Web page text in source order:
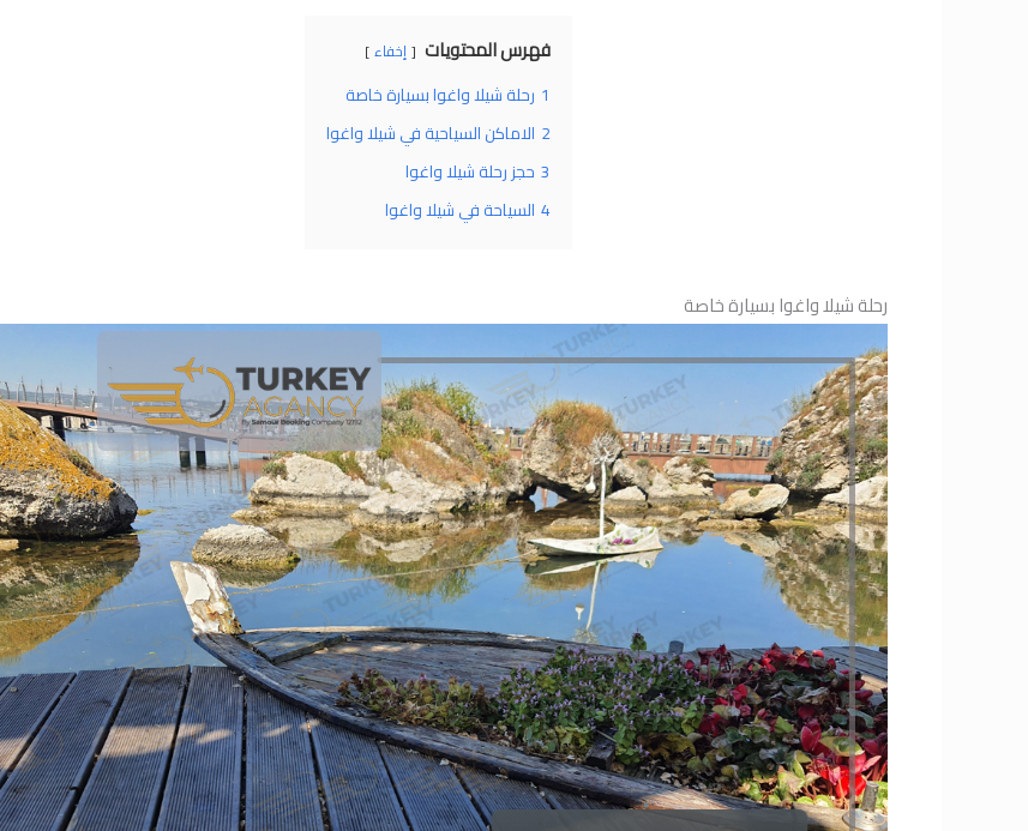
فهرس المحتويات إخفاء
1 رحلة شيلا واغوا بسيارة خاصة
2 الاماكن السياحية في شيلا واغوا
3 حجز رحلة شيلا واغوا
4 السياحة في شيلا واغوا
رحلة شيلا واغوا بسيارة خاصة